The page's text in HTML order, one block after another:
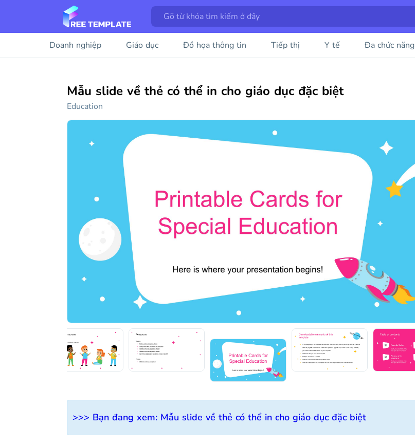
Doanh nghiệp Giáo dục Đồ họa thông tin Tiếp thị Y tế Đa chức năng
Mẫu slide về thẻ có thể in cho giáo dục đặc biệt
Education
>>> Bạn đang xem: Mẫu slide về thẻ có thể in cho giáo dục đặc biệt